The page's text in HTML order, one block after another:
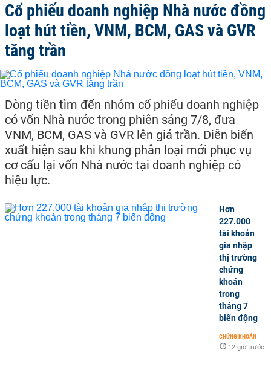
Cổ phiếu doanh nghiệp Nhà nước đồng
loạt hút tiền, VNM, BCM, GAS và GVR
tăng trần
Dòng tiền tìm đến nhóm cổ phiếu doanh nghiệp
có vốn Nhà nước trong phiên sáng 7/8, đưa
VNM, BCM, GAS và GVR lên giá trần. Diễn biến
xuất hiện sau khi khung phân loại mới phục vụ
cơ cấu lại vốn Nhà nước tại doanh nghiệp có
hiệu lực.
Hơn
227.000
tài khoản
gia nhập
thị trường
chứng
khoán
trong
tháng 7
biến động
CHỨNG KHOÁN -
12 giờ trước